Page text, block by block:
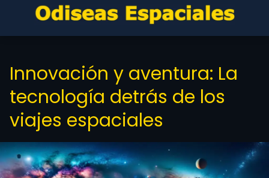
Innovación y aventura: La
tecnología detrás de los
viajes espaciales